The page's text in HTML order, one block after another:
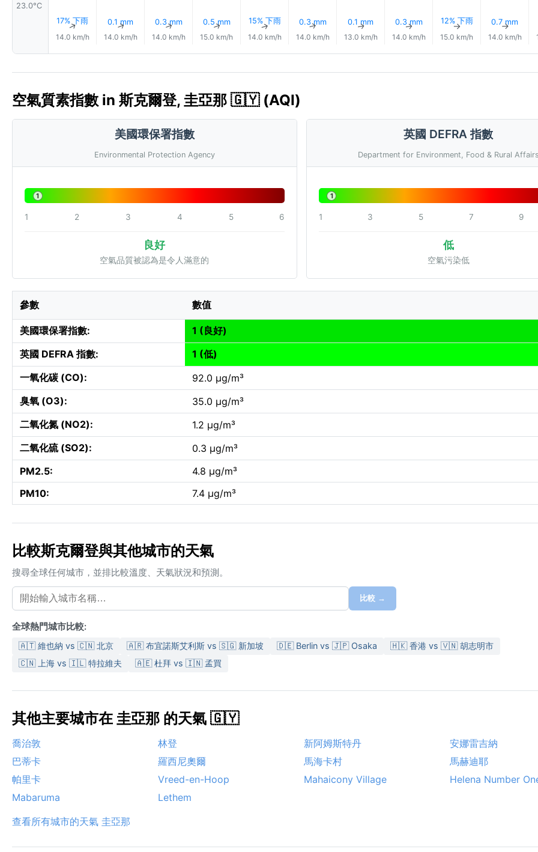
23.0°C
17% 下雨
↑
14.0 km/h
0.1 mm
↑
14.0 km/h
0.3 mm
↑
14.0 km/h
0.5 mm
↑
15.0 km/h
15% 下雨
↑
14.0 km/h
0.3 mm
↑
14.0 km/h
0.1 mm
↑
13.0 km/h
0.3 mm
↑
14.0 km/h
12% 下雨
↑
15.0 km/h
0.7 mm
↑
14.0 km/h
空氣質素指數 in 斯克爾登, 圭亞那 🇬🇾 (AQI)
美國環保署指數
Environmental Protection Agency
1
1 2 3 4 5 6
良好
空氣品質被認為是令人滿意的
英國 DEFRA 指數
Department for Environment, Food & Rural
1
1 3 5 7 9
低
空氣污染低
參數 數值
美國環保署指數:
1 (良好)
英國 DEFRA 指數:
1 (低)
一氧化碳 (CO):
92.0 µg/m³
臭氧 (O3):
35.0 µg/m³
二氧化氮 (NO2):
1.2 µg/m³
二氧化硫 (SO2):
0.3 µg/m³
PM2.5:
4.8 µg/m³
PM10:
7.4 µg/m³
比較斯克爾登與其他城市的天氣
搜尋全球任何城市，並排比較溫度、天氣狀況和預測。
比較 →
全球熱門城市比較:
🇦🇹 維也納 vs 🇨🇳 北京 🇦🇷 布宜諾斯艾利斯 vs 🇸🇬 新加坡 🇩🇪 Berlin vs 🇯🇵 Osaka
🇭🇰 香港 vs 🇻🇳 胡志明市
🇨🇳 上海 vs 🇮🇱 特拉維夫
🇦🇪 杜拜 vs 🇮🇳 孟買
其他主要城市在 圭亞那 的天氣 🇬🇾
喬治敦 林登 新阿姆斯特丹
安娜雷吉納
巴蒂卡
羅西尼奧爾 馬海卡村
馬赫迪耶
帕里卡
Vreed-en-Hoop Mahaicony Village
Helena Number
Mabaruma
Lethem
查看所有城市的天氣 圭亞那